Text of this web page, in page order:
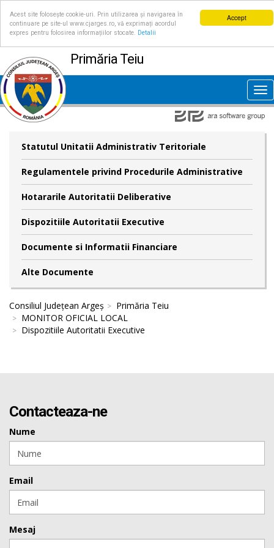
Accept
Acest site folosește cookie-uri. Prin utilizarea și navigarea în
continuare pe site-ul www.cjarges.ro, vă exprimați acordul
expres pentru folosirea informațiilor stocate.
Detalii
Primăria Teiu
Statutul Unitatii Administrativ Teritoriale
Regulamentele privind Procedurile Administrative
Hotararile Autoritatii Deliberative
Dispozitiile Autoritatii Executive
Documente si Informatii Financiare
Alte Documente
Consiliul Județean Argeș
Primăria Teiu
MONITOR OFICIAL LOCAL
Dispozitiile Autoritatii Executive
Contacteaza-ne
Nume
Email
Mesaj